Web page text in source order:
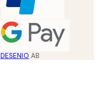
DESENIO AB